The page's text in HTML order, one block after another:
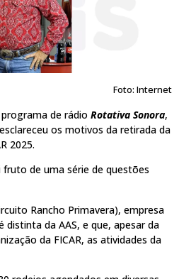
Foto: Internet
de rádio Rotativa Sonora,
os motivos da retirada da
2025.
de uma série de questões
Rancho Primavera), empresa
distinta da AAS, e que, apesar da
da FICAR, as atividades da